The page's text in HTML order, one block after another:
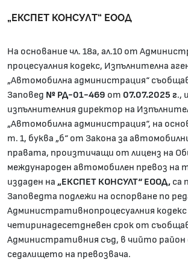
„ЕКСПЕТ КОНСУЛТ“ ЕООД
На основание чл. 18а, ал.10 от
процесуалния кодекс, Изпълнителна
„Автомобилна администрация“
Заповед № РД-01-469 от 07.07.2025 г.,
изпълнителния директор на
„Автомобилна администрация“, на
т. 1, буква „б“ от Закона за
правата, произтичащи от лиценз на
международен автомобилен превоз на
издаден на „ЕКСПЕТ КОНСУЛТ“ ЕООД, са
Заповедта подлежи на оспорване по
Административнопроцесуалния кодекс
четиринадесетдневен срок от
Административния съд, в чийто район
седалището на превозвача.